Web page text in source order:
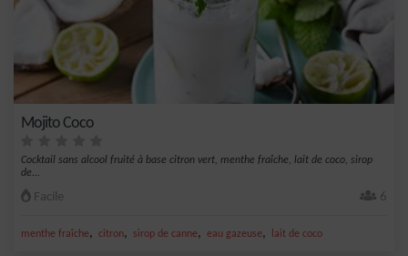
Mojito Coco
Cocktail sans alcool fruité à base citron vert, menthe fraîche, lait de coco, sirop
de...
Facile 6
menthe fraîche, citron, sirop de canne, eau gazeuse, lait de coco